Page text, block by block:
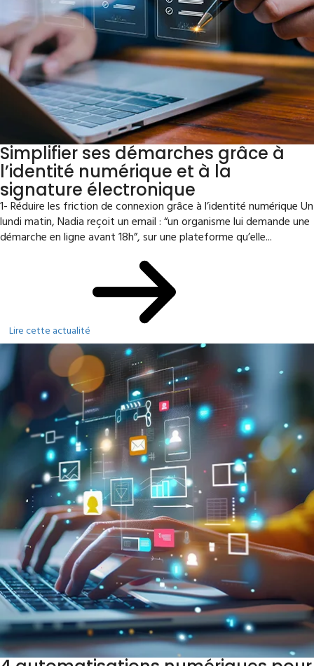
Simplifier ses démarches grâce à
l’identité numérique et à la
signature électronique
1- Réduire les friction de connexion grâce à l’identité numérique Un
lundi matin, Nadia reçoit un email : “un organisme lui demande une
démarche en ligne avant 18h”, sur une plateforme qu’elle...
Lire cette actualité